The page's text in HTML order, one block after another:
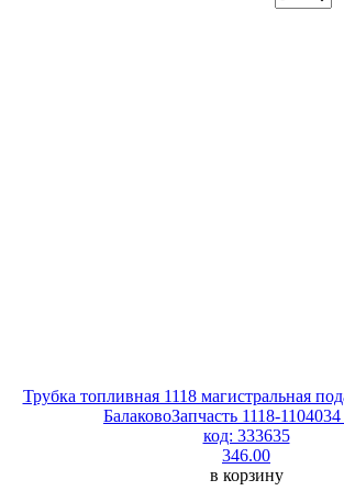
Трубка топливная 1118 магистральная
БалаковоЗапчасть 1118-
код: 333635
346.00
в корзину